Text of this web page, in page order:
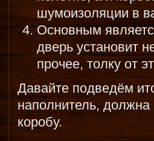
шумоизоляции в
Основным
дверь установит
прочее, толку от
Давайте подведём
наполнитель,
коробу.